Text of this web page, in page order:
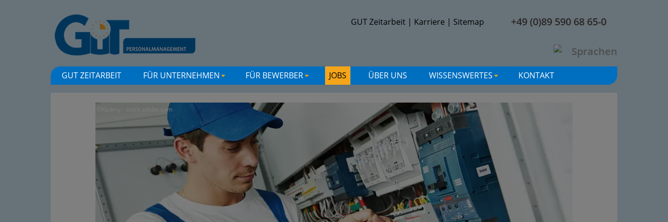
+49 (0)89 590 68 65-0
GUT Zeitarbeit | Karriere | Sitemap
GUT ZEITARBEIT
+
+
FÜR UNTERNEHMEN
+
+
FÜR BEWERBER JOBS ÜBER UNS
+
+
WISSENSWERTES KONTAKT
©Kadmy - stock.adobe.com